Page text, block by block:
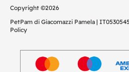
Copyright ©2026
PetPam di Giacomazzi Pamela |
Policy